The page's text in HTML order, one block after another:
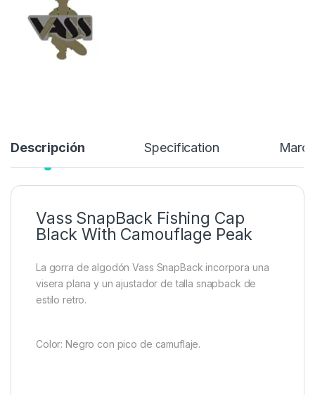
Descripción Specification Marca
Vass SnapBack Fishing Cap
Black With Camouflage Peak
La gorra de algodón Vass SnapBack incorpora una
visera plana y un ajustador de talla snapback de
estilo retro.
Color: Negro con pico de camuflaje.